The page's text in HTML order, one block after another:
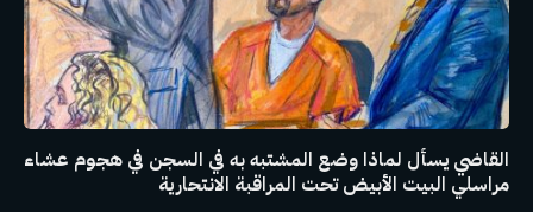
القاضي يسأل لماذا وضع المشتبه به في السجن في هجوم عشاء
مراسلي البيت الأبيض تحت المراقبة الانتحارية